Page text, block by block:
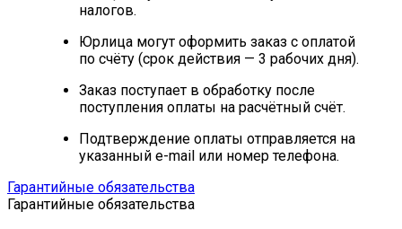
налогов.
Юрлица могут оформить заказ с оплатой
по счёту (срок действия — 3 рабочих дня).
Заказ поступает в обработку после
поступления оплаты на расчётный счёт.
Подтверждение оплаты отправляется на
указанный e-mail или номер телефона.
Гарантийные обязательства
Гарантийные обязательства